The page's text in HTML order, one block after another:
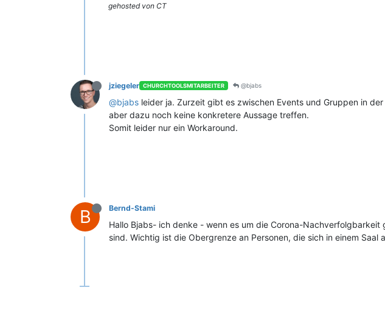
gehosted von CT
jziegeler CHURCHTOOLSMITARBEITER @bjabs
@bjabs leider ja. Zurzeit gibt es zwischen Events und Gruppen in
aber dazu noch keine konkretere Aussage treffen.
Somit leider nur ein Workaround.
B Bernd-Stami
Hallo Bjabs- ich denke - wenn es um die Corona-
sind. Wichtig ist die Obergrenze an Personen, die sich in einem